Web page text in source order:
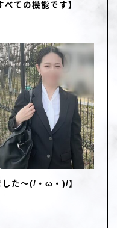
べての機能です】
た～(/・ω・)/】